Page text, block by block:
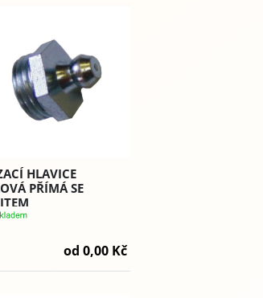
HLAVICE
PŘÍMÁ SE
od 0,00 Kč